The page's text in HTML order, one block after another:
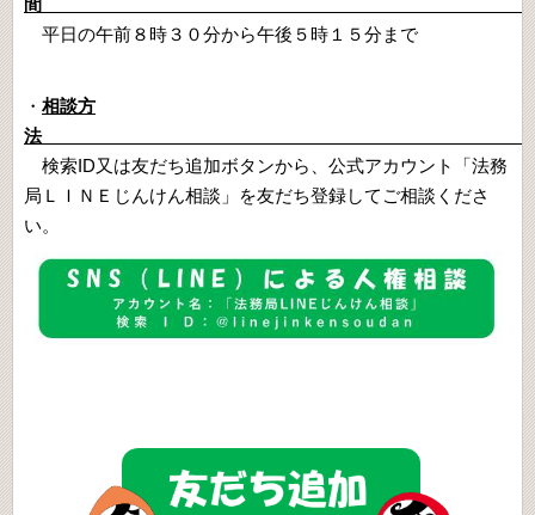
平日の午前８時３０分から午後５時１５分まで
・ 相談方
検索ID又は友だち追加ボタンから、公式アカウント「法務
局ＬＩＮＥじんけん相談」を友だち登録してご相談くださ
い。